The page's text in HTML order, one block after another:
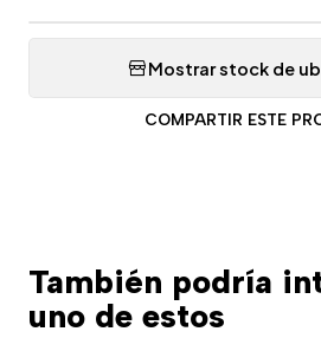
Mostrar stock de
COMPARTIR ESTE
También podría
uno de estos